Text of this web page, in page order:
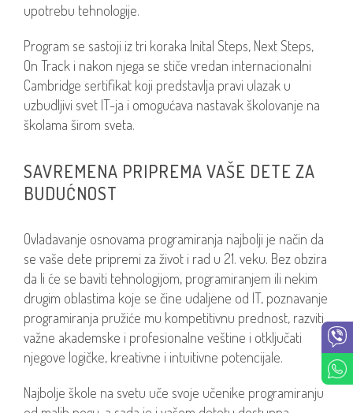
upotrebu tehnologije.
Program se sastoji iz tri koraka Inital Steps, Next Steps,
On Track i nakon njega se stiče vredan internacionalni
Cambridge sertifikat koji predstavlja pravi ulazak u
uzbudljivi svet IT-ja i omogućava nastavak školovanje na
školama širom sveta.
SAVREMENA PRIPREMA VAŠE DETE ZA
BUDUĆNOST
Ovladavanje osnovama programiranja najbolji je način da
se vaše dete pripremi za život i rad u 21. veku. Bez obzira
da li će se baviti tehnologijom, programiranjem ili nekim
drugim oblastima koje se čine udaljene od IT, poznavanje
programiranja pružiće mu kompetitivnu prednost, razviti
važne akademske i profesionalne veštine i otključati
njegove logičke, kreativne i intuitivne potencijale.
Najbolje škole na svetu uče svoje učenike programiranju